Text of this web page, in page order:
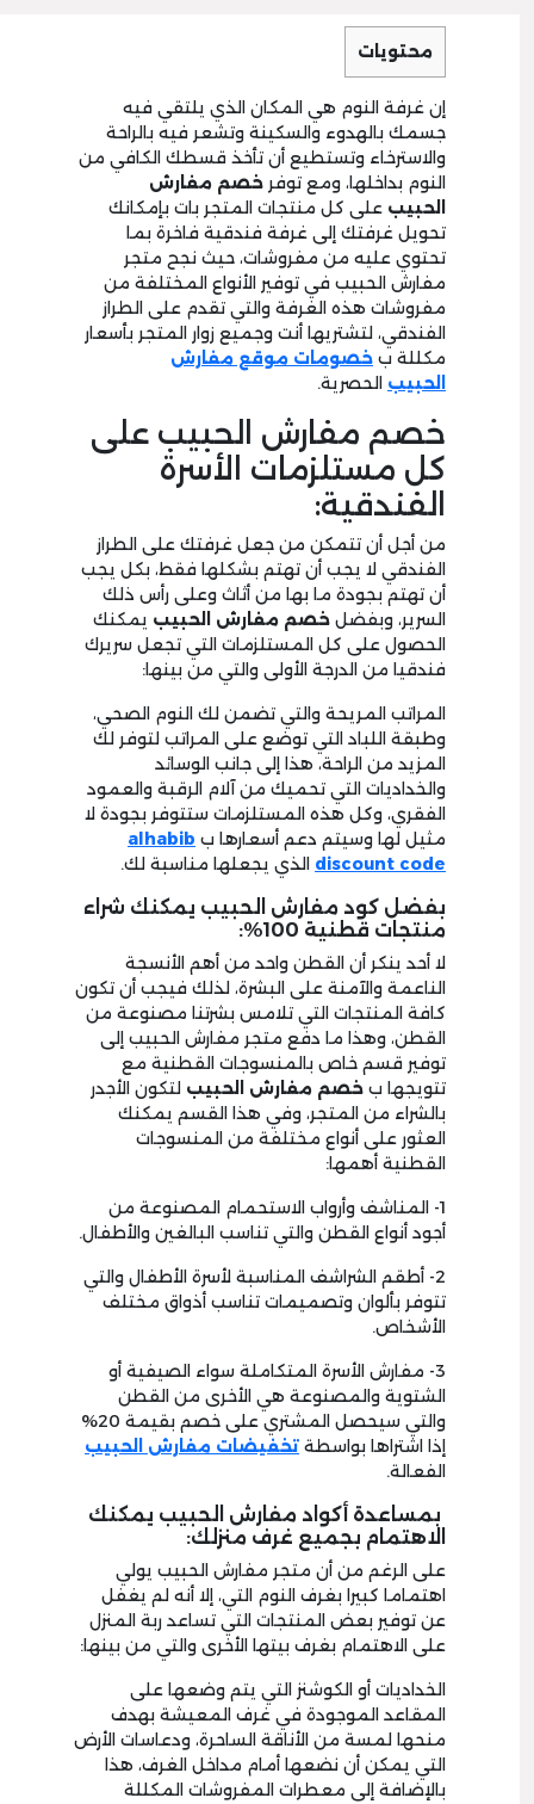
محتويات
إن غرفة النوم هي المكان الذي يلتقي فيه
جسمك بالهدوء والسكينة وتشعر فيه بالراحة
والاسترخاء وتستطيع أن تأخذ قسطك الكافي من
النوم بداخلها، ومع توفر خصم مفارش
الحبيب على كل منتجات المتجر بات بإمكانك
تحويل غرفتك إلى غرفة فندقية فاخرة بما
تحتوي عليه من مفروشات، حيث نجح متجر
مفارش الحبيب في توفير الأنواع المختلفة من
مفروشات هذه الغرفة والتي تقدم على الطراز
الفندقي، لتشتريها أنت وجميع زوار المتجر بأسعار
مكللة ب خصومات موقع مفارش
الحبيب الحصرية.
خصم مفارش الحبيب على
كل مستلزمات الأسرة
الفندقية:
من أجل أن تتمكن من جعل غرفتك على الطراز
الفندقي لا يجب أن تهتم بشكلها فقط، بكل يجب
أن تهتم بجودة ما بها من أثاث وعلى رأس ذلك
السرير، وبفضل خصم مفارش الحبيب يمكنك
الحصول على كل المستلزمات التي تجعل سريرك
فندقيا من الدرجة الأولى والتي من بينها:
المراتب المريحة والتي تضمن لك النوم الصحي،
وطبقة اللباد التي توضع على المراتب لتوفر لك
المزيد من الراحة، هذا إلى جانب الوسائد
والخداديات التي تحميك من آلام الرقبة والعمود
الفقري، وكل هذه المستلزمات ستتوفر بجودة لا
مثيل لها وسيتم دعم أسعارها ب alhabib
discount code الذي يجعلها مناسبة لك.
بفضل كود مفارش الحبيب يمكنك شراء
منتجات قطنية 100%:
لا أحد ينكر أن القطن واحد من أهم الأنسجة
الناعمة والآمنة على البشرة، لذلك فيجب أن تكون
كافة المنتجات التي تلامس بشرتنا مصنوعة من
القطن، وهذا ما دفع متجر مفارش الحبيب إلى
توفير قسم خاص بالمنسوجات القطنية مع
تتويجها ب خصم مفارش الحبيب لتكون الأجدر
بالشراء من المتجر، وفي هذا القسم يمكنك
العثور على أنواع مختلفة من المنسوجات
القطنية أهمها:
1- المناشف وأرواب الاستحمام المصنوعة من
أجود أنواع القطن والتي تناسب البالغين والأطفال.
2- أطقم الشراشف المناسبة لأسرة الأطفال والتي
تتوفر بألوان وتصميمات تناسب أذواق مختلف
الأشخاص.
3- مفارش الأسرة المتكاملة سواء الصيفية أو
الشتوية والمصنوعة هي الأخرى من القطن
والتي سيحصل المشتري على خصم بقيمة 20%
إذا اشتراها بواسطة تخفيضات مفارش الحبيب
الفعالة.
بمساعدة أكواد مفارش الحبيب يمكنك
الاهتمام بجميع غرف منزلك:
على الرغم من أن متجر مفارش الحبيب يولي
اهتماما كبيرا بغرف النوم التي، إلا أنه لم يغفل
عن توفير بعض المنتجات التي تساعد ربة المنزل
على الاهتمام بغرف بيتها الأخرى والتي من بينها:
الخداديات أو الكوشنز التي يتم وضعها على
المقاعد الموجودة في غرف المعيشة بهدف
منحها لمسة من الأناقة الساحرة، ودعاسات الأرض
التي يمكن أن نضعها أمام مداخل الغرف، هذا
بالإضافة إلى معطرات المفروشات المكللة